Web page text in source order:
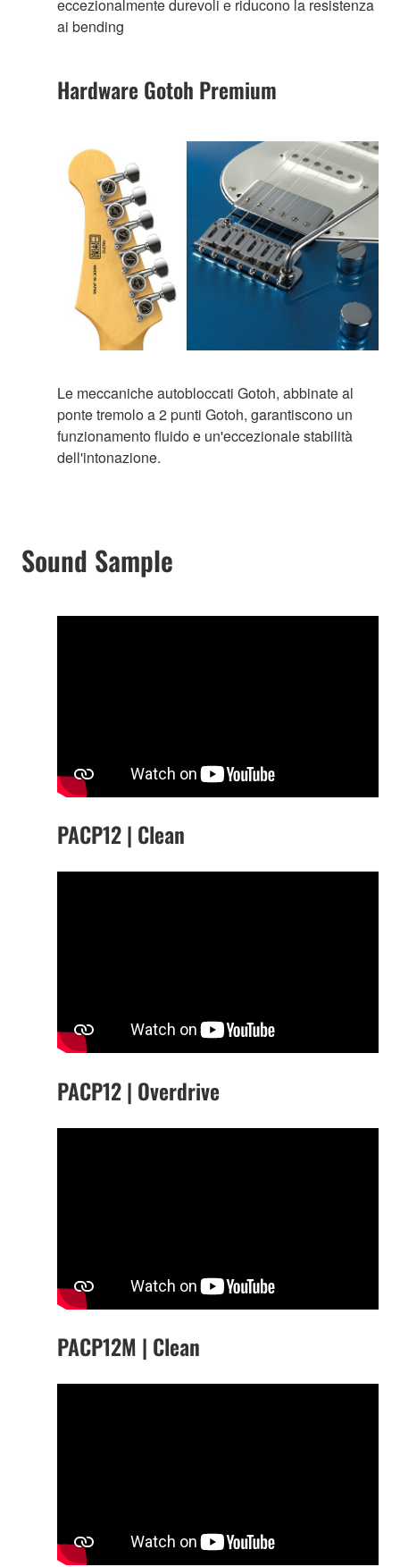
eccezionalmente durevoli e riducono la resistenza
ai bending
Hardware Gotoh Premium
Le meccaniche autobloccati Gotoh, abbinate al
ponte tremolo a 2 punti Gotoh, garantiscono un
funzionamento fluido e un'eccezionale stabilità
dell'intonazione.
Sound Sample
PACP12 | Clean
PACP12 | Overdrive
PACP12M | Clean